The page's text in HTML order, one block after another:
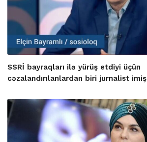
SSRİ bayraqları ilə yürüş etdiyi üçün
cəzalandırılanlardan biri jurnalist imiş